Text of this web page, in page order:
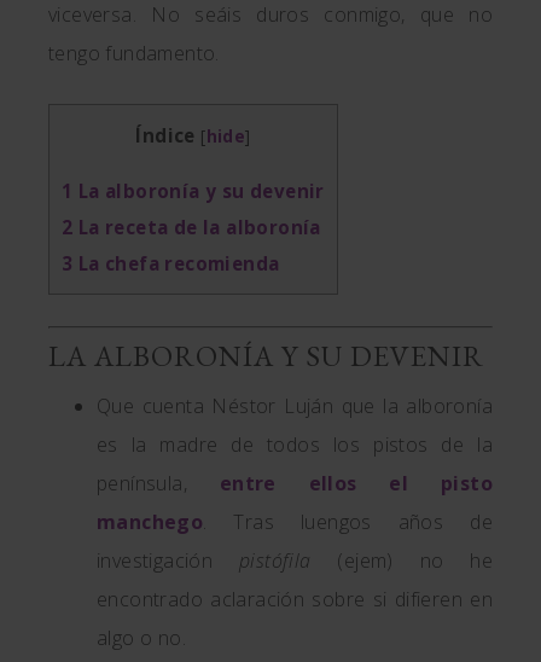
viceversa. No seáis duros conmigo, que no
tengo fundamento.
Índice [hide]
1 La alboronía y su devenir
2 La receta de la alboronía
3 La chefa recomienda
LA ALBORONÍA Y SU DEVENIR
Que cuenta Néstor Luján que la alboronía
es la madre de todos los pistos de la
península, entre ellos el pisto
manchego. Tras luengos años de
investigación pistófila (ejem) no he
encontrado aclaración sobre si difieren en
algo o no.